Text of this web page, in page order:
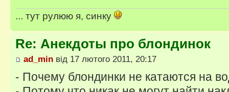
... тут рулюю я, синку
Re: Анекдоты про блондинок
ad_min від 17 лютого 2011, 20:17
- Почему блондинки не катаются на